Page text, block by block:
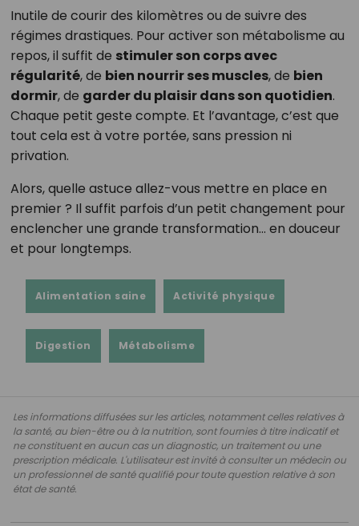
Inutile de courir des kilomètres ou de suivre des
régimes drastiques. Pour activer son métabolisme au
repos, il suffit de stimuler son corps avec
régularité, de bien nourrir ses muscles, de bien
dormir, de garder du plaisir dans son quotidien.
Chaque petit geste compte. Et l’avantage, c’est que
tout cela est à votre portée, sans pression ni
privation.
Alors, quelle astuce allez-vous mettre en place en
premier ? Il suffit parfois d’un petit changement pour
enclencher une grande transformation… en douceur
et pour longtemps.
Alimentation saine Activité physique
Digestion Métabolisme
Les informations diffusées sur les articles, notamment celles relatives à
la santé, au bien-être ou à la nutrition, sont fournies à titre indicatif et
ne constituent en aucun cas un diagnostic, un traitement ou une
prescription médicale. L'utilisateur est invité à consulter un médecin ou
un professionnel de santé qualifié pour toute question relative à son
état de santé.